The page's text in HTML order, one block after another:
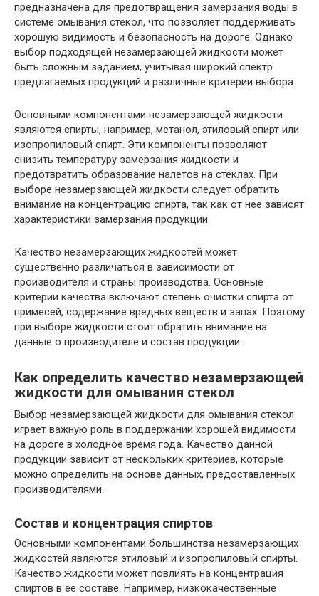
предназначена для предотвращения замерзания воды в
системе омывания стекол, что позволяет поддерживать
хорошую видимость и безопасность на дороге. Однако
выбор подходящей незамерзающей жидкости может
быть сложным заданием, учитывая широкий спектр
предлагаемых продукций и различные критерии выбора.
Основными компонентами незамерзающей жидкости
являются спирты, например, метанол, этиловый спирт или
изопропиловый спирт. Эти компоненты позволяют
снизить температуру замерзания жидкости и
предотвратить образование налетов на стеклах. При
выборе незамерзающей жидкости следует обратить
внимание на концентрацию спирта, так как от нее зависят
характеристики замерзания продукции.
Качество незамерзающих жидкостей может
существенно различаться в зависимости от
производителя и страны производства. Основные
критерии качества включают степень очистки спирта от
примесей, содержание вредных веществ и запах. Поэтому
при выборе жидкости стоит обратить внимание на
данные о производителе и состав продукции.
Как определить качество незамерзающей
жидкости для омывания стекол
Выбор незамерзающей жидкости для омывания стекол
играет важную роль в поддержании хорошей видимости
на дороге в холодное время года. Качество данной
продукции зависит от нескольких критериев, которые
можно определить на основе данных, предоставленных
производителями.
Состав и концентрация спиртов
Основными компонентами большинства незамерзающих
жидкостей являются этиловый и изопропиловый спирты.
Качество жидкости может повлиять на концентрация
спиртов в ее составе. Например, низкокачественные